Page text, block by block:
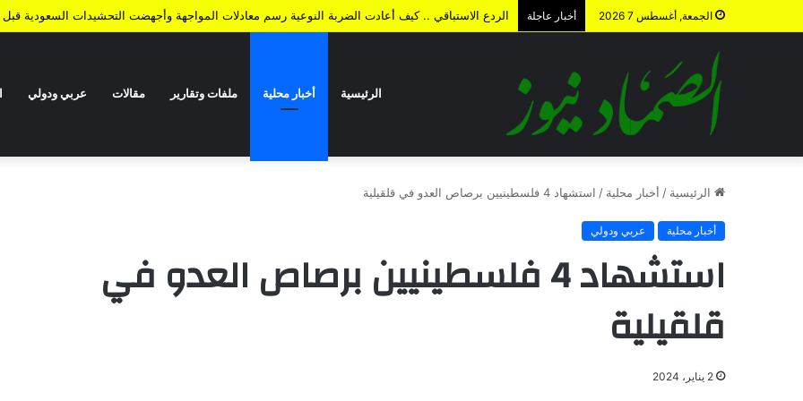
الجمعة, أغسطس 7 2026 أخبار عاجلة الردع الاستباقي .. كيف أعادت الضربة النوعية رسم معادلات المواجهة وأجهضت التحشيدات السعودية قبل
الرئيسية أخبار محلية ملفات وتقارير مقالات عربي ودولي
الرئيسية / أخبار محلية / استشهاد 4 فلسطينيين برصاص العدو في قلقيلية
أخبار محلية عربي ودولي
استشهاد 4 فلسطينيين برصاص العدو في
قلقيلية
2 يناير، 2024